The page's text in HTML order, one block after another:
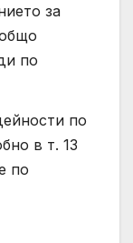
за
по
по
в т. 13
по